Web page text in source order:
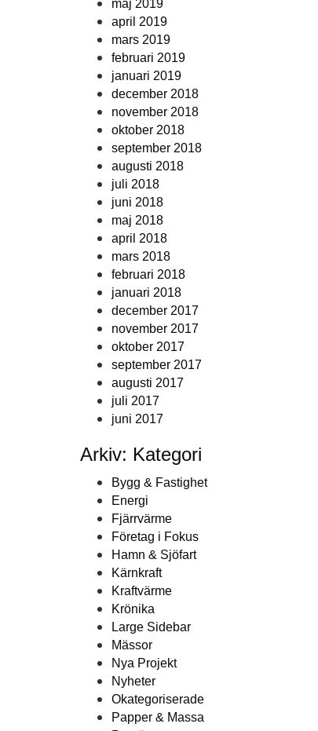
maj 2019
april 2019
mars 2019
februari 2019
januari 2019
december 2018
november 2018
oktober 2018
september 2018
augusti 2018
juli 2018
juni 2018
maj 2018
april 2018
mars 2018
februari 2018
januari 2018
december 2017
november 2017
oktober 2017
september 2017
augusti 2017
juli 2017
juni 2017
Arkiv: Kategori
Bygg & Fastighet
Energi
Fjärrvärme
Företag i Fokus
Hamn & Sjöfart
Kärnkraft
Kraftvärme
Krönika
Large Sidebar
Mässor
Nya Projekt
Nyheter
Okategoriserade
Papper & Massa